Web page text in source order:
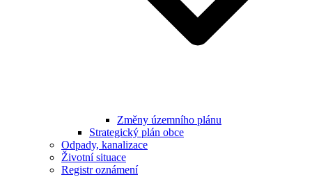
Změny územního plánu
Strategický plán obce
Odpady, kanalizace
Životní situace
Registr oznámení